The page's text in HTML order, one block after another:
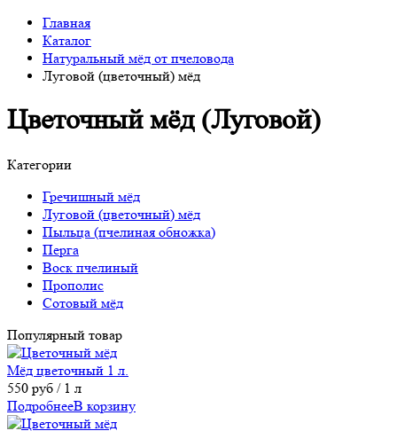
Главная
Каталог
Натуральный мёд от пчеловода
Луговой (цветочный) мёд
Цветочный мёд (Луговой)
Категории
Гречишный мёд
Луговой (цветочный) мёд
Пыльца (пчелиная обножка)
Перга
Воск пчелиный
Прополис
Сотовый мёд
Популярный товар
Мёд цветочный 1 л.
550 руб / 1 л
ПодробнееВ корзину